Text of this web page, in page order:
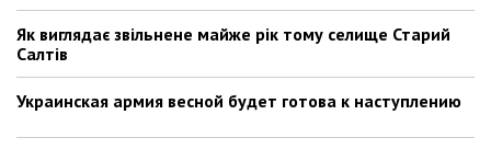
Як виглядає звільнене майже рік тому селище Старий
Салтів
Украинская армия весной будет готова к наступлению